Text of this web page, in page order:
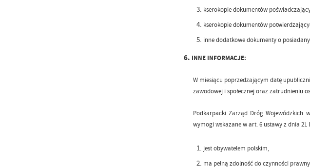
kserokopie dokumentów
kserokopie dokumentów
inne dodatkowe dokumenty o
6. INNE INFORMACJE:
W miesiącu poprzedzającym datę
zawodowej i społecznej oraz zatrudnieniu
Podkarpacki Zarząd Dróg Wojewódzkich
wymogi wskazane w art. 6 ustawy z dnia 21
jest obywatelem polskim,
ma pełną zdolność do czynności